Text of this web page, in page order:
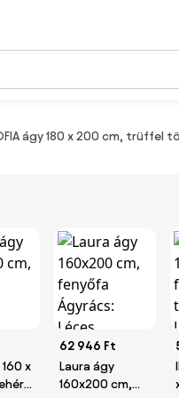
ágy 180 x 200 cm, trüffel
160 x
62 946 Ft
Laura ágy
160x200 cm,